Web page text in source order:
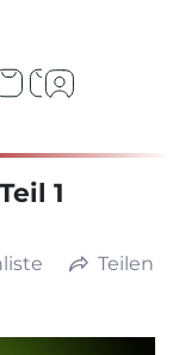
1
Teilen